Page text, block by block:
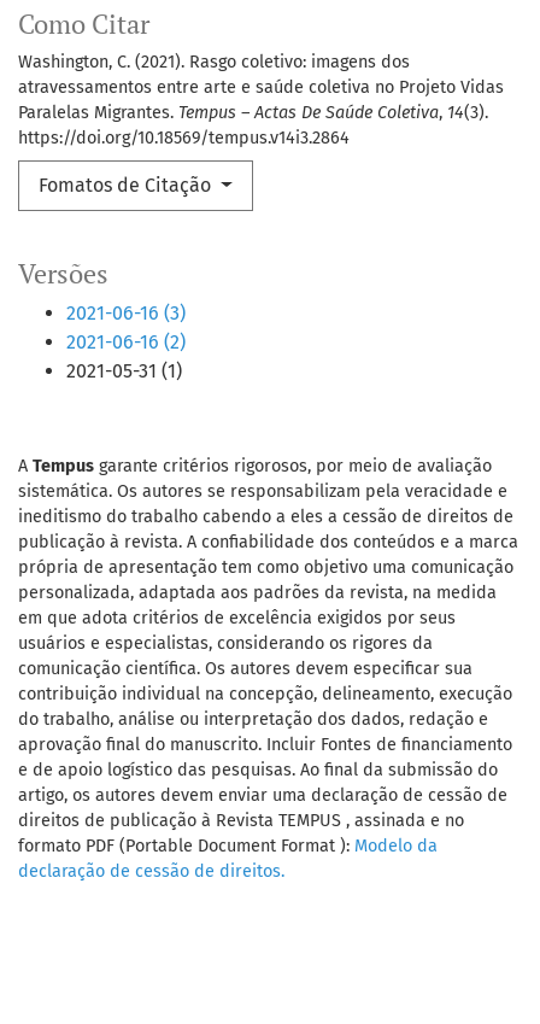
Versões
2021-06-16 (3)
2021-06-16 (2)
2021-05-31 (1)
Como Citar
Washington, C. (2021). Rasgo coletivo: imagens dos
atravessamentos entre arte e saúde coletiva no Projeto Vidas
Paralelas Migrantes. Tempus – Actas De Saúde Coletiva, 14(3).
https://doi.org/10.18569/tempus.v14i3.2864
Fomatos de Citação
A Tempus garante critérios rigorosos, por meio de avaliação
sistemática. Os autores se responsabilizam pela veracidade e
ineditismo do trabalho cabendo a eles a cessão de direitos de
publicação à revista. A confiabilidade dos conteúdos e a marca
própria de apresentação tem como objetivo uma comunicação
personalizada, adaptada aos padrões da revista, na medida
em que adota critérios de excelência exigidos por seus
usuários e especialistas, considerando os rigores da
comunicação científica. Os autores devem especificar sua
contribuição individual na concepção, delineamento, execução
do trabalho, análise ou interpretação dos dados, redação e
aprovação final do manuscrito. Incluir Fontes de financiamento
e de apoio logístico das pesquisas. Ao final da submissão do
artigo, os autores devem enviar uma declaração de cessão de
direitos de publicação à Revista TEMPUS , assinada e no
formato PDF (Portable Document Format ): Modelo da
declaração de cessão de direitos.